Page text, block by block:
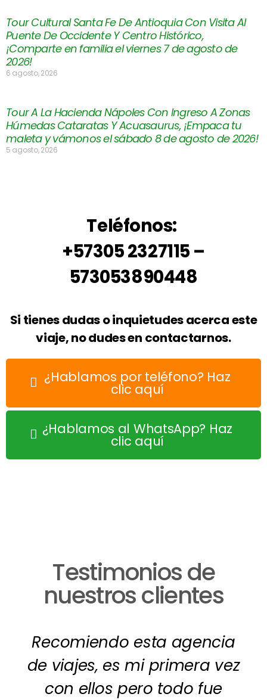
Tour Cultural Santa Fe De Antioquia Con Visita Al
Puente De Occidente Y Centro Histórico,
¡Comparte en familia el viernes 7 de agosto de
2026!
6 agosto, 2026
Tour A La Hacienda Nápoles Con Ingreso A Zonas
Húmedas Cataratas Y Acuasaurus, ¡Empaca tu
maleta y vámonos el sábado 8 de agosto de 2026!
5 agosto, 2026
Teléfonos:
+57305 2327115 –
573053890448
Si tienes dudas o inquietudes acerca este
viaje, no dudes en contactarnos.
¿Hablamos por teléfono? Haz
clic aquí
¿Hablamos al WhatsApp? Haz
clic aquí
Testimonios de
nuestros clientes
Recomiendo esta agencia
de viajes, es mi primera vez
con ellos pero todo fue